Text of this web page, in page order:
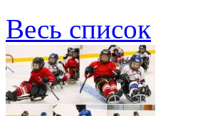
Весь список